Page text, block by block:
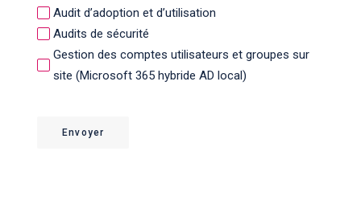
Audit d’adoption et d’utilisation
Audits de sécurité
Gestion des comptes utilisateurs et groupes sur
site (Microsoft 365 hybride AD local)
Envoyer